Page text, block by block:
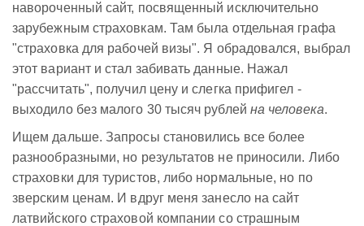
навороченный сайт, посвященный исключительно
зарубежным страховкам. Там была отдельная графа
"страховка для рабочей визы". Я обрадовался, выбрал
этот вариант и стал забивать данные. Нажал
"рассчитать", получил цену и слегка прифигел -
выходило без малого 30 тысяч рублей на человека.
Ищем дальше. Запросы становились все более
разнообразными, но результатов не приносили. Либо
страховки для туристов, либо нормальные, но по
зверским ценам. И вдруг меня занесло на сайт
латвийского страховой компании со страшным